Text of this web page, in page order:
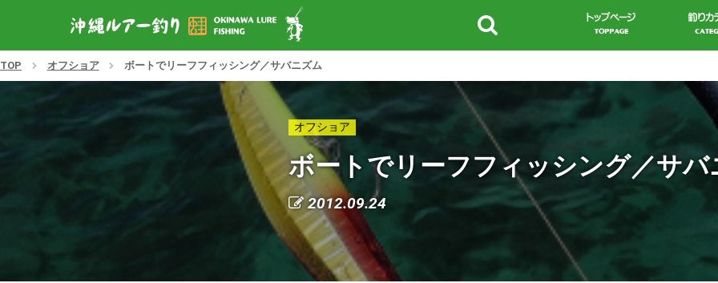
TOP オフショア ボートでリーフフィッシング／サバニズム
オフショア
ボートでリーフフィッシング／サバ
2012.09.24